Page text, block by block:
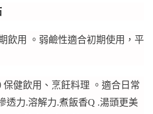
飲用 。 弱鹼性適合初期使用，平
保健飲用、烹飪料理 。 適合日常
透力.溶解力.煮飯香Q .湯頭更美